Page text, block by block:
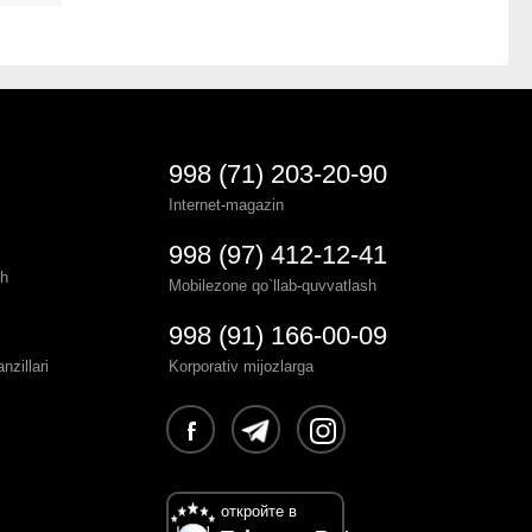
998 (71) 203-20-90
Internet-magazin
998 (97) 412-12-41
Mobilezone qo`llab-quvvatlash
998 (91) 166-00-09
Korporativ mijozlarga
откройте в